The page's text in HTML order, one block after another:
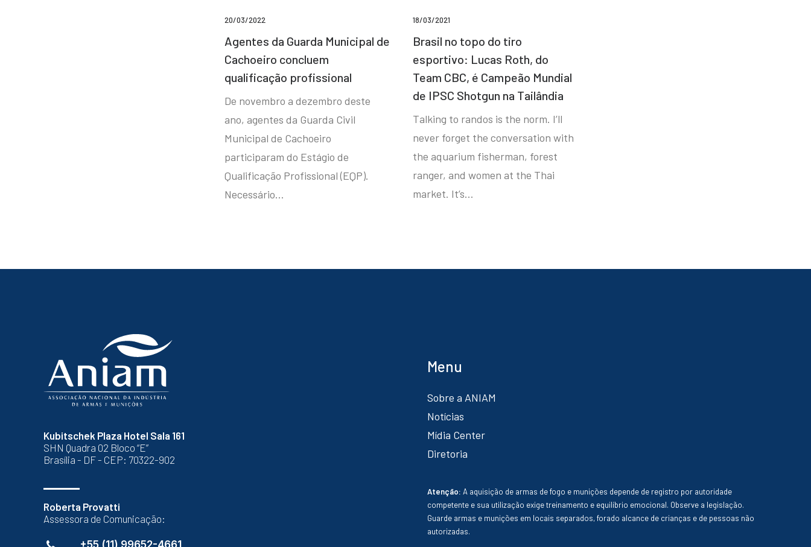
20/03/2022
Agentes da Guarda Municipal de
Cachoeiro concluem
qualificação profissional
De novembro a dezembro deste
ano, agentes da Guarda Civil
Municipal de Cachoeiro
participaram do Estágio de
Qualificação Profissional (EQP).
Necessário…
18/03/2021
Brasil no topo do tiro
esportivo: Lucas Roth, do
Team CBC, é Campeão Mundial
de IPSC Shotgun na Tailândia
Talking to randos is the norm. I’ll
never forget the conversation with
the aquarium fisherman, forest
ranger, and women at the Thai
market. It’s…
Kubitschek Plaza Hotel Sala 161
SHN Quadra 02 Bloco “E”
Brasília - DF - CEP: 70322-902
Roberta Provatti
Assessora de Comunicação:
+55 (11) 99652-4661
Menu
Sobre a ANIAM
Notícias
Mídia Center
Diretoria
Atenção: A aquisição de armas de fogo e munições depende de registro por autoridade
competente e sua utilização exige treinamento e equilíbrio emocional. Observe a legislação.
Guarde armas e munições em locais separados, forado alcance de crianças e de pessoas não
autorizadas.